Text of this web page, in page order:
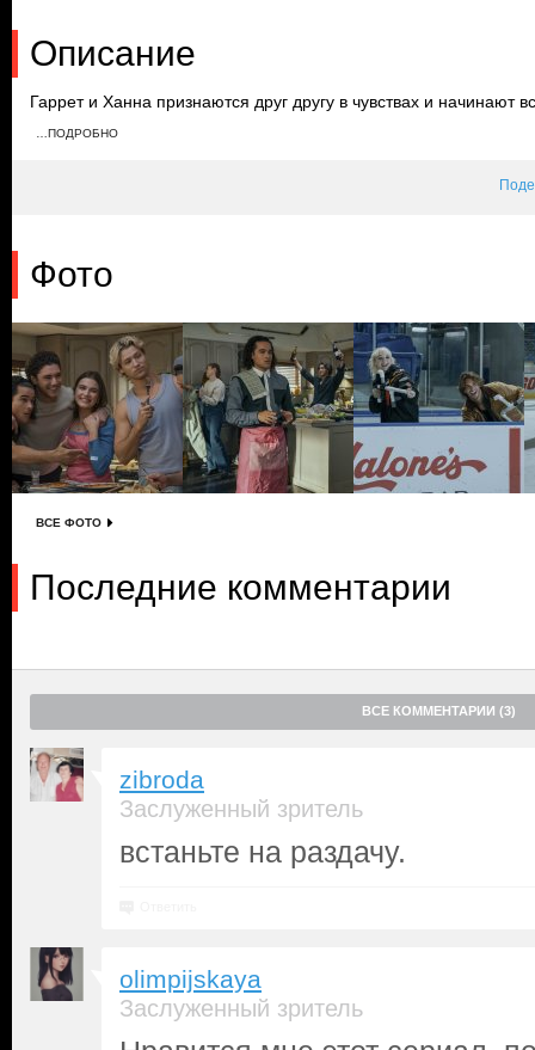
Описание
Гаррет и Ханна признаются друг другу в чувствах и начинают
Фил зовет его домой на каникулы, и Ханна настаивает на
…ПОДРОБНО
Фото
ВСЕ ФОТО
Последние комментарии
ВСЕ КОММЕНТАРИИ (3)
zibroda
Заслуженный зритель
встаньте на раздачу.
olimpijskaya
Заслуженный зритель